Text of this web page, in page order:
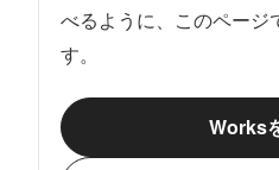
べるように、このページ
す。
Works